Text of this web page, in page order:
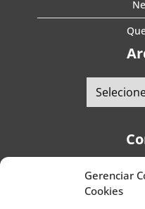
Gerenciar
Cookies
Telefones:+55 (11)